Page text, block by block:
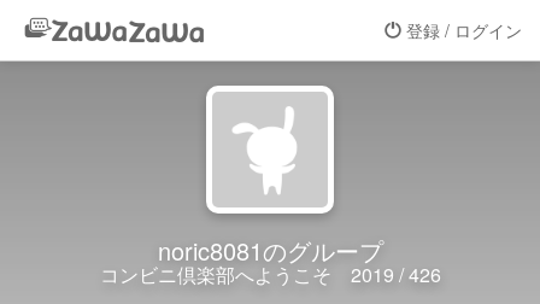
登録 / ログイン
noric8081のグループ
コンビニ倶楽部へようこそ 2019 / 426